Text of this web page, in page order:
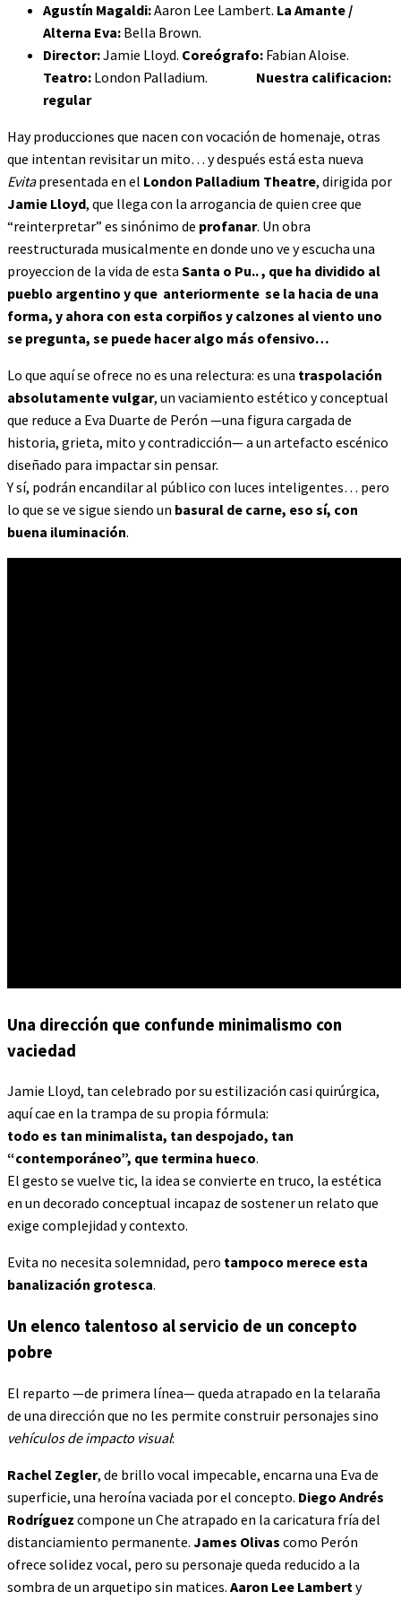
Agustín Magaldi:Aaron Lee Lambert. La Amante /
Alterna Eva: Bella Brown.
Director:Jamie Lloyd. Coreógrafo: Fabian Aloise.
Teatro: London Palladium.
Nuestra calificacion:
regular
Hay producciones que nacen con vocación de homenaje, otras
que intentan revisitar un mito… y después está esta nueva
Evitapresentada en el London Palladium Theatre, dirigida por
Jamie Lloyd, que llega con la arrogancia de quien cree que
“reinterpretar” es sinónimo de profanar. Un obra
reestructurada musicalmente en donde uno ve y escucha una
proyeccion de la vida de esta Santa o Pu.. , que ha dividido al
pueblo argentino y que anteriormente se la hacia de una
forma, y ahora con esta corpiños y calzones al viento uno
se pregunta, se puede hacer algo más ofensivo…
Lo que aquí se ofrece no es una relectura: es una traspolación
absolutamente vulgar, un vaciamiento estético y conceptual
que reduce a Eva Duarte de Perón —una figura cargada de
historia, grieta, mito y contradicción— a un artefacto escénico
diseñado para impactar sin pensar.
Y sí, podrán encandilar al público con luces inteligentes… pero
lo que se ve sigue siendo un basural de carne, eso sí, con
buena iluminación.
Una dirección que confunde minimalismo con
vaciedad
Jamie Lloyd, tan celebrado por su estilización casi quirúrgica,
aquí cae en la trampa de su propia fórmula:
todo es tan minimalista, tan despojado, tan
“contemporáneo”, que termina hueco.
El gesto se vuelve tic, la idea se convierte en truco, la estética
en un decorado conceptual incapaz de sostener un relato que
exige complejidad y contexto.
Evita no necesita solemnidad, pero tampoco merece esta
banalización grotesca.
Un elenco talentoso al servicio de un concepto
pobre
El reparto —de primera línea— queda atrapado en la telaraña
de una dirección que no les permite construir personajes sino
vehículos de impacto visual:
Rachel Zegler, de brillo vocal impecable, encarna una Eva de
superficie, una heroína vaciada por el concepto. Diego Andrés
Rodríguez compone un Che atrapado en la caricatura fría del
distanciamiento permanente. James Olivas como Perón
ofrece solidez vocal, pero su personaje queda reducido a la
sombra de un arquetipo sin matices. Aaron Lee Lambert y